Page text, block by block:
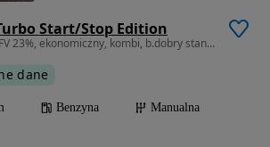
Start/Stop Edition
1199 cm3 • 130 KM • FV 23%, ekonomiczny, kombi, b.dobry stan, czujniki parkowania
dane
Benzyna
Manualna